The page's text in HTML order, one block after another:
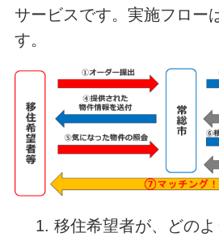
サービスです。実施フロー
す。
移住希望者が、どの